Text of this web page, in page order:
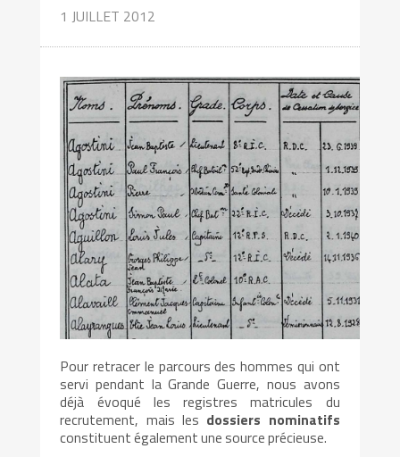
1 JUILLET 2012
Pour retracer le parcours des hommes qui ont
servi pendant la Grande Guerre, nous avons
déjà évoqué les registres matricules du
recrutement, mais les dossiers nominatifs
constituent également une source précieuse.